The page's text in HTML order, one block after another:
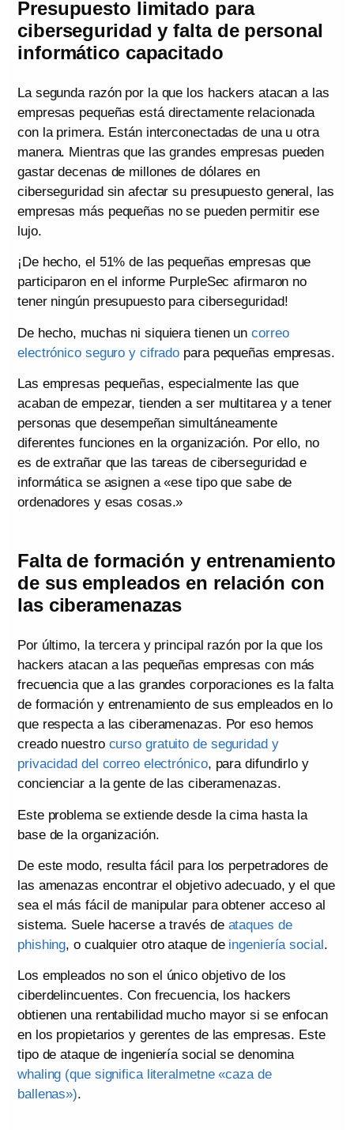
Presupuesto limitado para
ciberseguridad y falta de personal
informático capacitado
La segunda razón por la que los hackers atacan a las
empresas pequeñas está directamente relacionada
con la primera. Están interconectadas de una u otra
manera. Mientras que las grandes empresas pueden
gastar decenas de millones de dólares en
ciberseguridad sin afectar su presupuesto general, las
empresas más pequeñas no se pueden permitir ese
lujo.
¡De hecho, el 51% de las pequeñas empresas que
participaron en el informe PurpleSec afirmaron no
tener ningún presupuesto para ciberseguridad!
De hecho, muchas ni siquiera tienen uncorreo
electrónico seguro y cifrado para pequeñas empresas.
Las empresas pequeñas, especialmente las que
acaban de empezar, tienden a ser multitarea y a tener
personas que desempeñan simultáneamente
diferentes funciones en la organización. Por ello, no
es de extrañar que las tareas de ciberseguridad e
informática se asignen a «ese tipo que sabe de
ordenadores y esas cosas.»
Falta de formación y entrenamiento
de sus empleados en relación con
las ciberamenazas
Por último, la tercera y principal razón por la que los
hackers atacan a las pequeñas empresas con más
frecuencia que a las grandes corporaciones es la falta
de formación y entrenamiento de sus empleados en lo
que respecta a las ciberamenazas. Por eso hemos
creado nuestro curso gratuito de seguridad y
privacidad del correo electrónico, para difundirlo y
concienciar a la gente de las ciberamenazas.
Este problema se extiende desde la cima hasta la
base de la organización.
De este modo, resulta fácil para los perpetradores de
las amenazas encontrar el objetivo adecuado, y el que
sea el más fácil de manipular para obtener acceso al
sistema. Suele hacerse a través de ataques de
phishing, o cualquier otro ataque de ingeniería social.
Los empleados no son el único objetivo de los
ciberdelincuentes. Con frecuencia, los hackers
obtienen una rentabilidad mucho mayor si se enfocan
en los propietarios y gerentes de las empresas. Este
tipo de ataque de ingeniería social se denomina
whaling (que significa literalmetne «caza de
ballenas»).